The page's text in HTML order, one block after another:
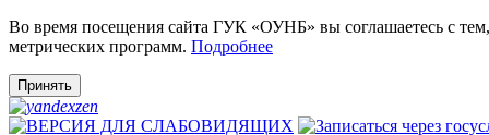
Во время посещения сайта ГУК «ОУНБ» вы соглашаетесь с
метрических программ. Подробнее
Принять